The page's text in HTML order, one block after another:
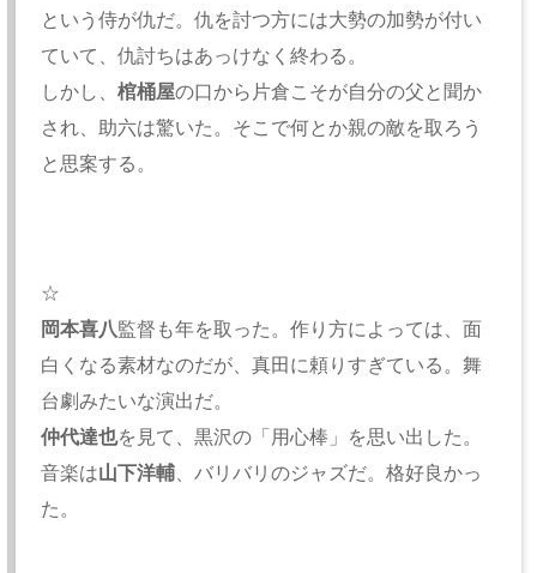
という侍が仇だ。仇を討つ方には大勢の加勢が付い
ていて、仇討ちはあっけなく終わる。
しかし、棺桶屋の口から片倉こそが自分の父と聞か
され、助六は驚いた。そこで何とか親の敵を取ろう
と思案する。
☆
岡本喜八監督も年を取った。作り方によっては、面
白くなる素材なのだが、真田に頼りすぎている。舞
台劇みたいな演出だ。
仲代達也を見て、黒沢の「用心棒」を思い出した。
音楽は山下洋輔、バリバリのジャズだ。格好良かっ
た。